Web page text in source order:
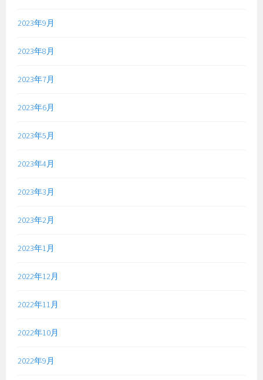
2023年9月
2023年8月
2023年7月
2023年6月
2023年5月
2023年4月
2023年3月
2023年2月
2023年1月
2022年12月
2022年11月
2022年10月
2022年9月